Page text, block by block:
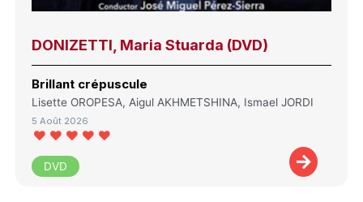
DONIZETTI, Maria Stuarda (DVD)
Brillant crépuscule
Lisette OROPESA, Aigul AKHMETSHINA, Ismael JORDI
5 Août 2026
DVD